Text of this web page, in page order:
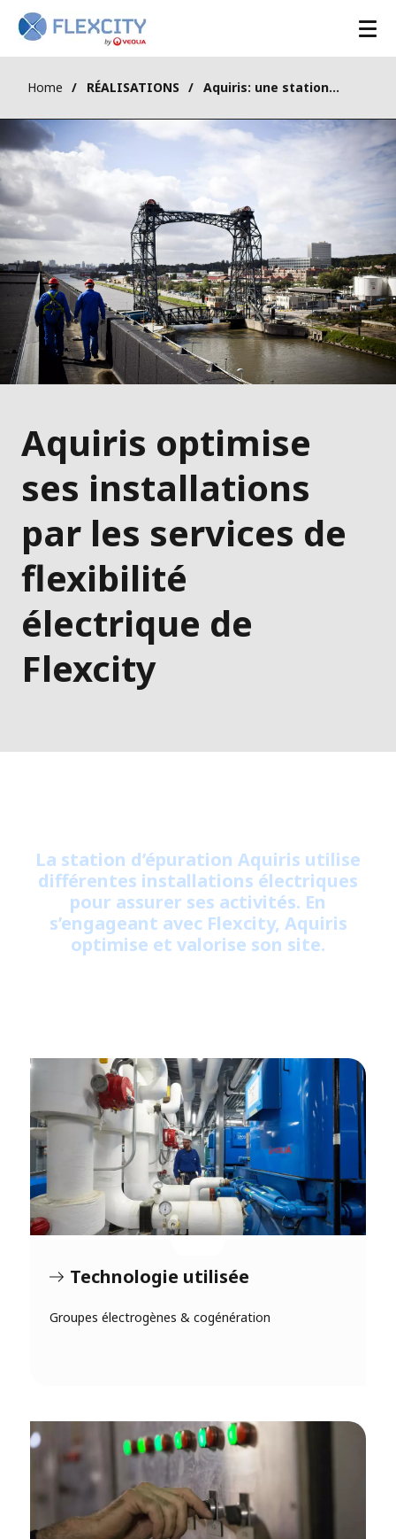
Home RÉALISATIONS Aquiris: une station d'épuration valorisée
Aquiris optimise
ses installations
par les services de
flexibilité
électrique de
Flexcity
La station d’épuration Aquiris utilise
différentes installations électriques
pour assurer ses activités. En
s’engageant avec Flexcity, Aquiris
optimise et valorise son site.
Technologie utilisée
Groupes électrogènes & cogénération